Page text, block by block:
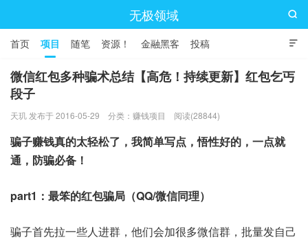
无极领域

首页 项目 随笔 资源！ 金融黑客 投稿

微信红包多种骗术总结【高危！持续更新】红包乞丐
段子
天玑 发布于 2016-05-29 分类： 赚钱项目 阅读(28844)
骗子赚钱真的太轻松了，我简单写点，悟性好的，一点就
通，防骗必备！
part1：最笨的红包骗局（QQ/微信同理）
骗子首先拉一些人进群，他们会加很多微信群，批量发自己